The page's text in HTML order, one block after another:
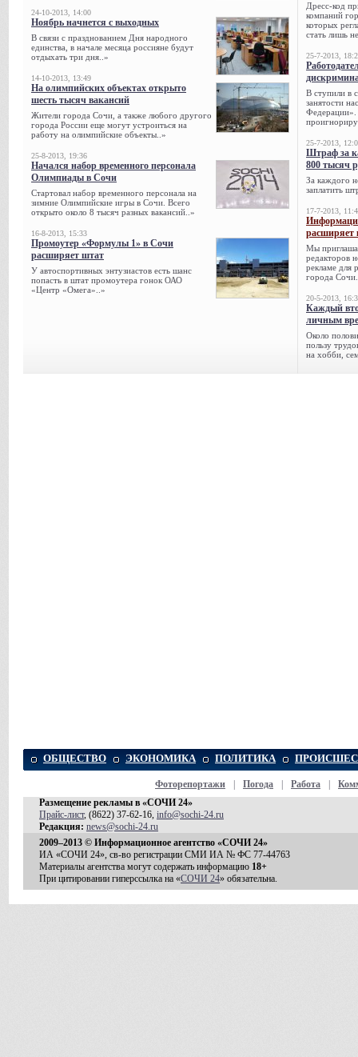
24-10-2013, 14:00
Ноябрь начнется с выходных
В связи с празднованием Дня народного
единства, в начале месяца россияне будут
отдыхать три дня..»
14-10-2013, 13:49
На олимпийских объектах открыто
шесть тысяч вакансий
Жители города Сочи, а также любого другого
города России еще могут устроиться на
работу на олимпийские объекты..»
25-8-2013, 19:36
Начался набор временного персонала
Олимпиады в Сочи
Стартовал набор временного персонала на
зимние Олимпийские игры в Сочи. Всего
открыто около 8 тысяч разных вакансий..»
16-8-2013, 15:33
Промоутер «Формулы 1» в Сочи
расширяет штат
У автоспортивных энтузиастов есть шанс
попасть в штат промоутера гонок ОАО
«Центр «Омега»..»
Дресс-код
компаний
которых
стать лишь
25-7-2013,
В ступили в
занятости
Федерации».
25-7-2013,
Штраф за
800 тысяч
За каждого
заплатить
17-7-2013,
расширяет
Мы
редакторов
рекламе для
города
20-5-2013,
Каждый
личным
Около
пользу
на хобби,
ОБЩЕСТВО ЭКОНОМИКА ПОЛИТИКА
Фоторепортажи Погода Работа
Размещение рекламы в «СОЧИ 24»
Прайс-лист, (8622) 37-62-16, info@sochi-24.ru
Редакция: news@sochi-24.ru
2009–2013 © Информационное агентство «СОЧИ 24»
ИА «СОЧИ 24», св-во регистрации СМИ ИА № ФС 77-44763
Материалы агентства могут содержать информацию 18+
При цитировании гиперссылка на «СОЧИ 24» обязательна.